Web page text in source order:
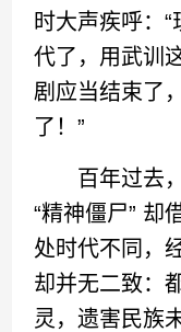
时大声疾呼：
代了，用武训
剧应当结束了
了！”
百年过去，
“精神僵尸” 却
处时代不同，
却并无二致：
灵，遗害民族